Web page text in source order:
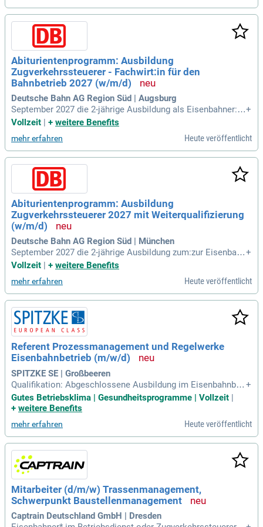
Abiturientenprogramm: Ausbildung
Zugverkehrssteuerer - Fachwirt:in für den
Bahnbetrieb 2027 (w/m/d)
Deutsche Bahn AG Region Süd | Augsburg
September 2027 die 2-jährige Ausbildung als Eisenbahner:in
in der Zugverkehrssteuerung (w/m/d) an.
+
Vollzeit | + weitere Benefits
mehr erfahren Heute veröffentlicht
Abiturientenprogramm: Ausbildung
Zugverkehrssteuerer 2027 mit Weiterqualifizierung
(w/m/d)
Deutsche Bahn AG Region Süd | München
September 2027 die 2-jährige Ausbildung zum:zur Eisenbahn
er:in in der Zugverkehrssteuerung (w/m/d) an. Nach abgesc
ls Zugverkehrssteuerer.
+
Vollzeit
+ weitere Benefits
mehr erfahren Heute veröffentlicht
Referent Prozessmanagement und Regelwerke
Eisenbahnbetrieb (m/w/d)
SPITZKE SE | Großbeeren
Qualifikation: Abgeschlossene Ausbildung im Eisenbahnber
eich, beispielsweise als Eisenbahner (m/w/d) im Betriebsdi
enst, Fahrdienstleiter (m/w/d), Triebfahrzeugführer (m/w/d)
on oder Berufserfahrung
+
Gutes Betriebsklima | Gesundheitsprogramme | Vollzeit |
+ weitere Benefits
mehr erfahren Heute veröffentlicht
Mitarbeiter (d/m/w) Trassenmanagement,
Schwerpunkt Baustellenmanagement
Captrain Deutschland GmbH | Dresden